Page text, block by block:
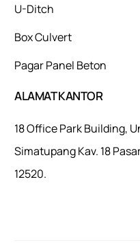
U-Ditch
Box Culvert
Pagar Panel Beton
ALAMAT KANTOR
18 Office Park Building,
Simatupang Kav. 18
12520.